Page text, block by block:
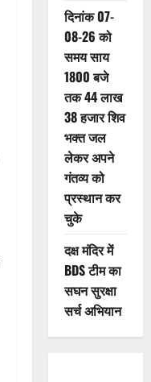
दिनांक 07-
08-26 को
समय साय
1800 बजे
तक 44 लाख
38 हजार शिव
भक्त जल
लेकर अपने
गंतव्य को
प्रस्थान कर
चुके
दक्ष मंदिर में
BDS टीम का
सघन सुरक्षा
सर्च अभियान